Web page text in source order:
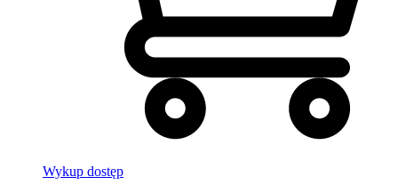
Wykup dostęp